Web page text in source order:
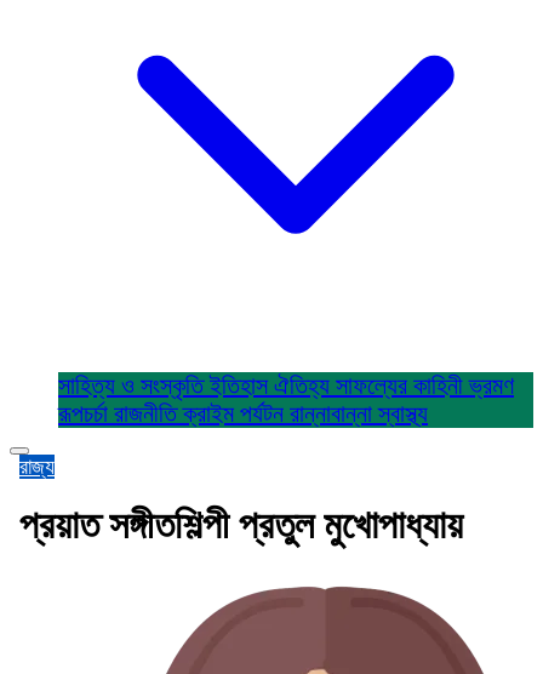
সাহিত্য ও সংস্কৃতিইতিহাস ঐতিহ্য সাফল্যের কাহিনীভ্রমণ
রূপচর্চা রাজনীতিক্রাইম পর্যটন রান্নাবান্নাস্বাস্থ্য
রাজ্য
প্রয়াত সঙ্গীতশিল্পী প্রতুল মুখোপাধ্যায়